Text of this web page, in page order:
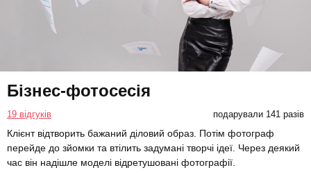
Бізнес-фотосесія
19 відгуків подарували 141 разів
Клієнт відтворить бажаний діловий образ. Потім фотограф
перейде до зйомки та втілить задумані творчі ідеї. Через деякий
час він надішле моделі відретушовані фотографії.